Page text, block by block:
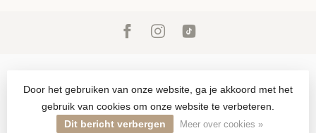
© Copyright 2026 Inkoop & verkoop van goud, zilver en juwelen in
Den Haag sinds 1946
Door het gebruiken van onze website, ga je akkoord met het
gebruik van cookies om onze website te verbeteren.
Dit bericht verbergen
Meer over cookies »